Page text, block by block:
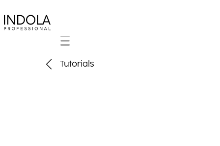
Mobile navigation
Tutorials